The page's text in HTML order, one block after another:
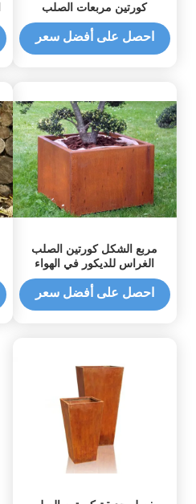
كورتين مربعات الصلب
المزارعون لل بلازا للماء
احصل على أفضل سعر
مربع الشكل كورتين الصلب
الغراس للديكور في الهواء
الطلق / حديقة / العامة
احصل على أفضل سعر